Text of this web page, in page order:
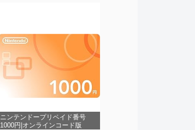
ニンテンドープリペイド番号
1000円|オンラインコード版